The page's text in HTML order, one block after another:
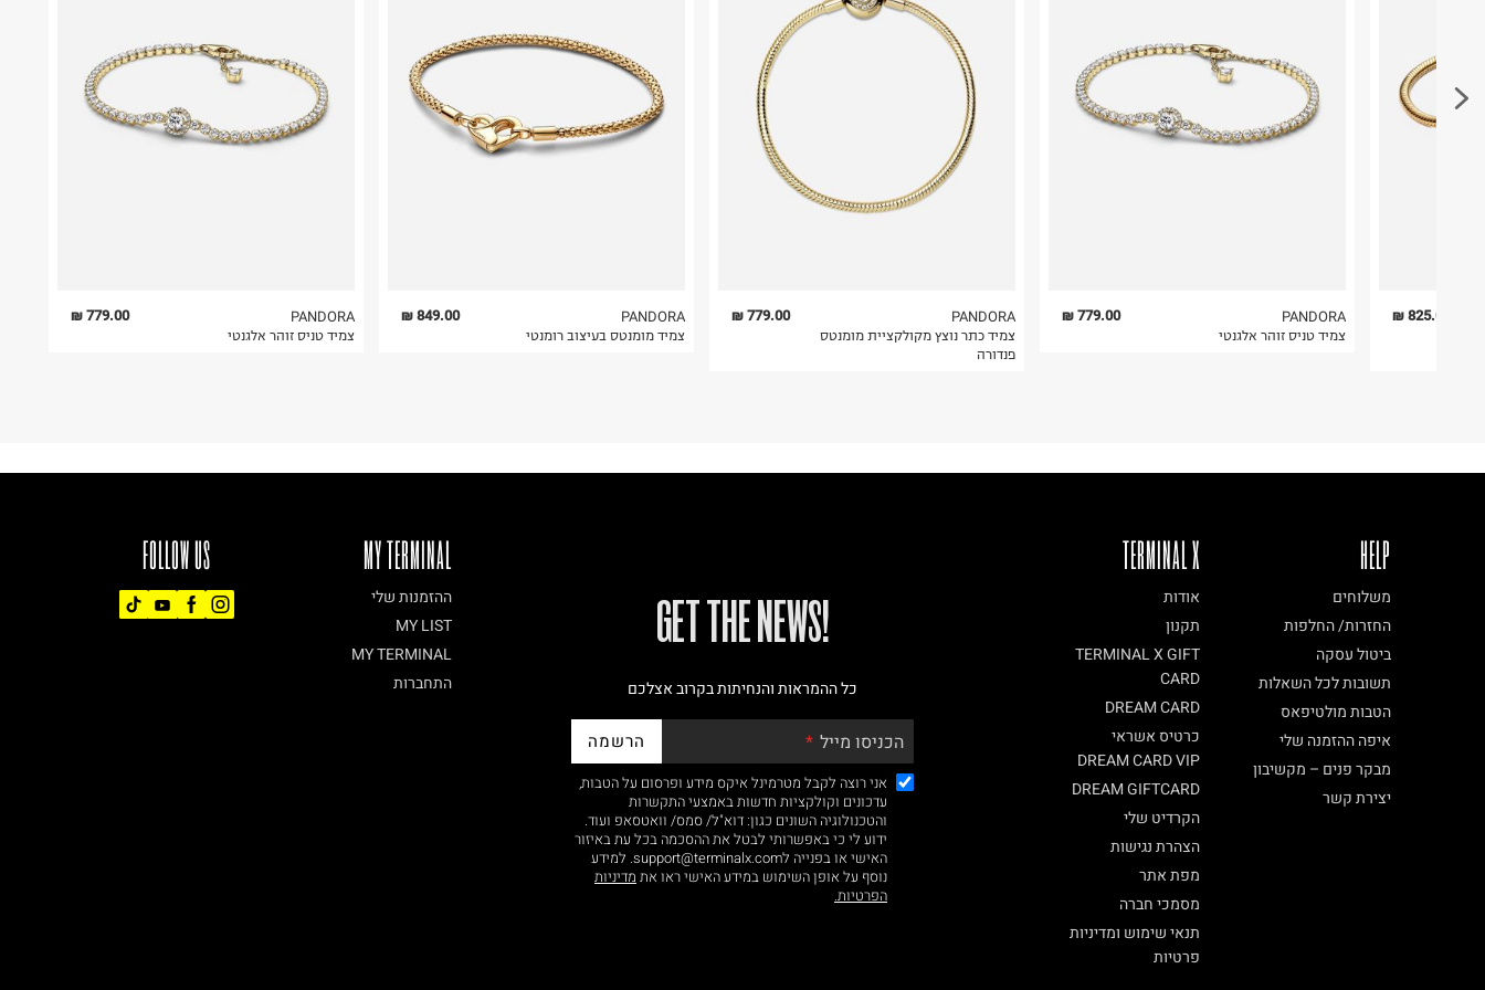
779.00 ₪
PANDORA
צמיד טניס זוהר אלגנטי
849.00 ₪
PANDORA
צמיד מומנטס בעיצוב רומנטי
779.00 ₪
PANDORA
צמיד כתר נוצץ מקולקציית מומנטס
פנדורה
779.00 ₪
PANDORA
צמיד טניס זוהר אלגנטי
825.00 ₪
FOLLOW US MY TERMINAL
ההזמנות שלי
MY LIST
MY TERMINAL
התחברות
!GET THE NEWS
כל ההמראות והנחיתות בקרוב אצלכם
הכניסו מייל הרשמה
אני רוצה לקבל מטרמינל איקס מידע ופרסום על הטבות,
עדכונים וקולקציות חדשות באמצעי התקשרות
והטכנולוגיה השונים כגון: דוא"ל/ סמס/ וואטסאפ ועוד.
ידוע לי כי באפשרותי לבטל את ההסכמה בכל עת באיזור
האישי או בפנייה לsupport@terminalx.com. למידע
נוסף על אופן השימוש במידע האישי ראו את מדיניות
הפרטיות.
TERMINAL X
אודות
תקנון
TERMINAL X GIFT
CARD
DREAM CARD
כרטיס אשראי
DREAM CARD VIP
DREAM GIFTCARD
הקרדיט שלי
הצהרת נגישות
מפת אתר
מסמכי חברה
תנאי שימוש ומדיניות
פרטיות
HELP
משלוחים
החזרות/ החלפות
ביטול עסקה
תשובות לכל השאלות
הטבות מולטיפאס
איפה ההזמנה שלי
מבקר פנים – מקשיבון
יצירת קשר